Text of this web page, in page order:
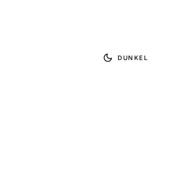
DUNKEL